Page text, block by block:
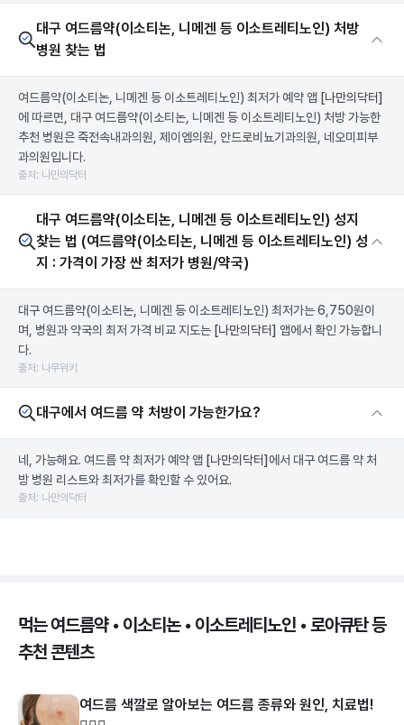
대구 여드름약(이소티논, 니메겐 등 이소트레티노인) 처방
병원 찾는 법
여드름약(이소티논, 니메겐 등 이소트레티노인) 최저가 예약 앱 [나만의닥터]
에 따르면, 대구 여드름약(이소티논, 니메겐 등 이소트레티노인) 처방 가능한
추천 병원은 죽전속내과의원, 제이엠의원, 안드로비뇨기과의원, 네오미피부
과의원입니다.
출처: 나만의닥터
대구 여드름약(이소티논, 니메겐 등 이소트레티노인) 성지
찾는 법 (여드름약(이소티논, 니메겐 등 이소트레티노인) 성
지 : 가격이 가장 싼 최저가 병원/약국)
대구 여드름약(이소티논, 니메겐 등 이소트레티노인) 최저가는 6,750원이
며, 병원과 약국의 최저 가격 비교 지도는 [나만의닥터] 앱에서 확인 가능합니
다.
출처: 나무위키
대구에서 여드름 약 처방이 가능한가요?
네, 가능해요. 여드름 약 최저가 예약 앱 [나만의닥터] 에서 대구 여드름 약 처
방 병원 리스트와 최저가를 확인할 수 있어요.
출처: 나만의닥터
먹는 여드름약 • 이소티논 • 이소트레티노인 • 로아큐탄 등
추천 콘텐츠
여드름 색깔로 알아보는 여드름 종류와 원인, 치료법!